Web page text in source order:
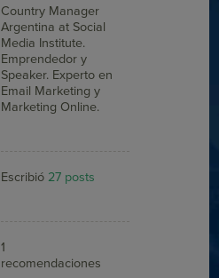
Country Manager
Argentina at Social
Media Institute.
Emprendedor y
Speaker. Experto en
Email Marketing y
Marketing Online.
Escribió27 posts
1
recomendaciones